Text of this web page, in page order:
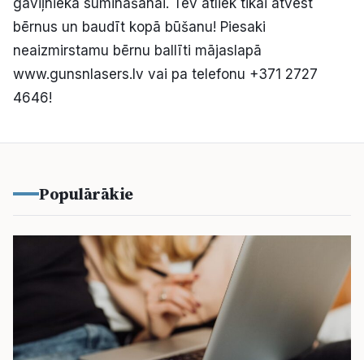
bērnus un baudīt kopā būšanu! Piesaki
neaizmirstamu bērnu ballīti mājaslapā
www.gunsnlasers.lv vai pa telefonu +371 2727
4646!
Populārākie